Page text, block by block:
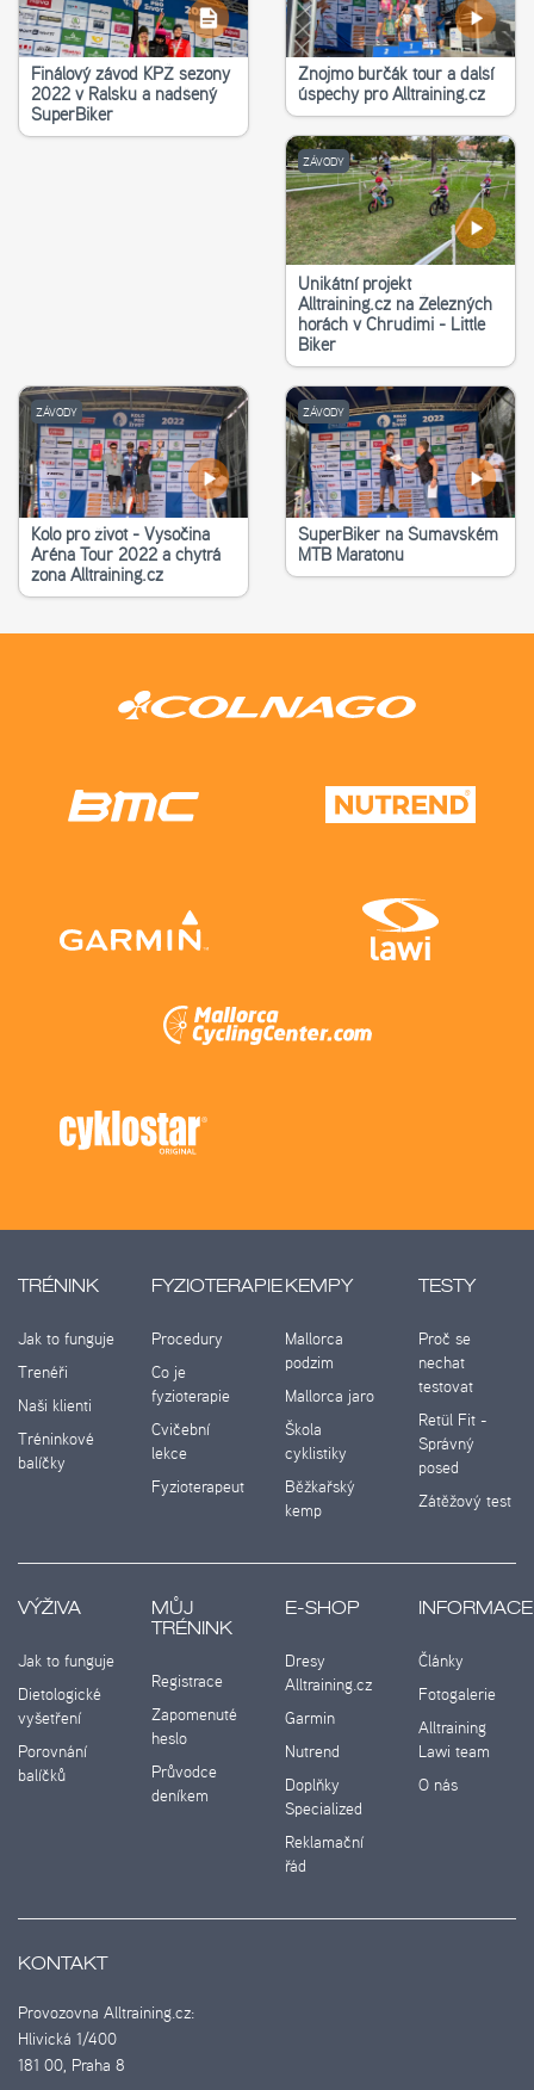
Finálový závod KPŽ sezony
2022 v Ralsku a nadšený
SuperBiker
Znojmo burčák tour a další
úspěchy pro Alltraining.cz
ZÁVODY
Unikátní projekt
Alltraining.cz na Železných
horách v Chrudimi - Little
Biker
ZÁVODY
Kolo pro život - Vysočina
Aréna Tour 2022 a chytrá
zona Alltraining.cz
ZÁVODY
SuperBiker na Šumavském
MTB Maratonu
TRÉNINK
Jak to funguje
Trenéři
Naši klienti
Tréninkové
balíčky
FYZIOTERAPIE
Procedury
Co je
fyzioterapie
Cvičební
lekce
Fyzioterapeut
KEMPY
Mallorca
podzim
Mallorca jaro
Škola
cyklistiky
Běžkařský
kemp
TESTY
Proč se
nechat
testovat
Retül Fit -
Správný
posed
Zátěžový test
VÝŽIVA
Jak to funguje
Dietologické
vyšetření
Porovnání
balíčků
MŮJ
TRÉNINK
Registrace
Zapomenuté
heslo
Průvodce
deníkem
E-SHOP
Dresy
Alltraining.cz
Garmin
Nutrend
Doplňky
Specialized
Reklamační
řád
INFORMACE
Články
Fotogalerie
Alltraining
Lawi team
O nás
KONTAKT
Provozovna Alltraining.cz:
Hlivická 1/400
181 00, Praha 8